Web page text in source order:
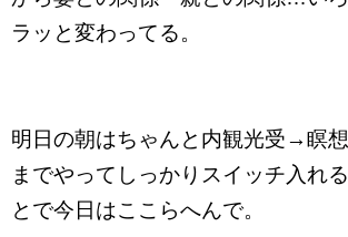
ラッと変わってる。
明日の朝はちゃんと内観光受→瞑
までやってしっかりスイッチ入れ
とで今日はここらへんで。